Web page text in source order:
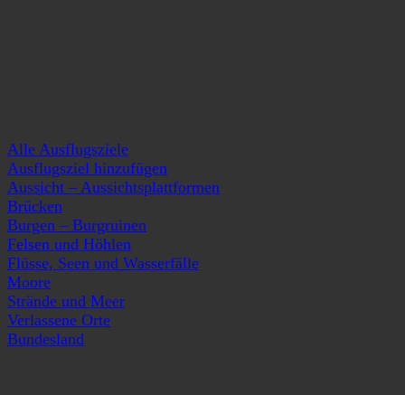
Alle Ausflugsziele
Ausflugsziel hinzufügen
Aussicht – Aussichtsplattformen
Brücken
Burgen – Burgruinen
Felsen und Höhlen
Flüsse, Seen und Wasserfälle
Moore
Strände und Meer
Verlassene Orte
Bundesland